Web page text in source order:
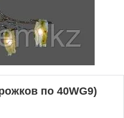
по 40WG9)